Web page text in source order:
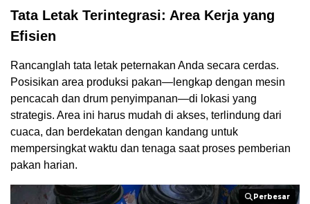
Tata Letak Terintegrasi: Area Kerja yang
Efisien
Rancanglah tata letak peternakan Anda secara cerdas.
Posisikan area produksi pakan—lengkap dengan mesin
pencacah dan drum penyimpanan—di lokasi yang
strategis. Area ini harus mudah di akses, terlindung dari
cuaca, dan berdekatan dengan kandang untuk
mempersingkat waktu dan tenaga saat proses pemberian
pakan harian.
Perbesar
Perbesar